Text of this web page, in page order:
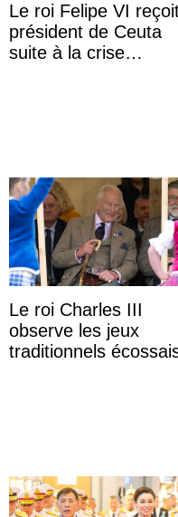
Le roi Felipe VI
président de Ceuta
suite à la crise
Le roi Charles III
observe les jeux
traditionnels